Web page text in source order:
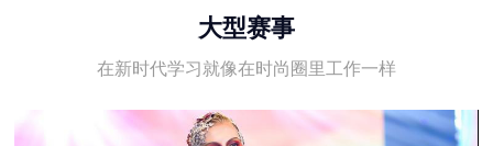
大型赛事
在新时代学习就像在时尚圈里工作一样